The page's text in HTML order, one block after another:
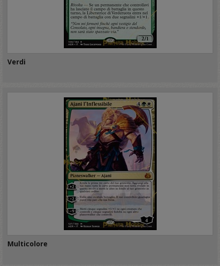
Verdi
Multicolore